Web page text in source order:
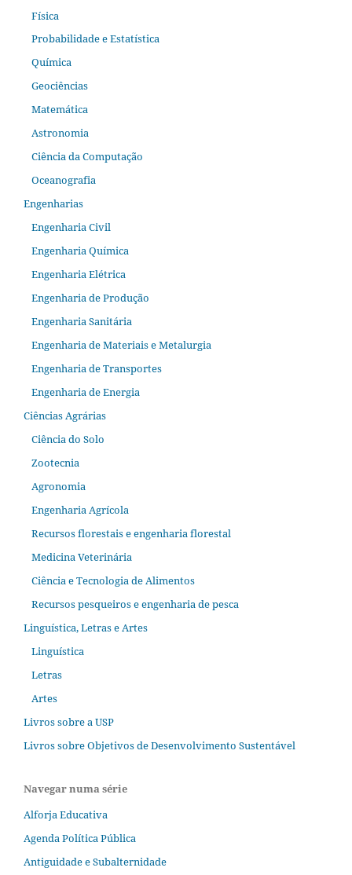
Física
Probabilidade e Estatística
Química
Geociências
Matemática
Astronomia
Ciência da Computação
Oceanografia
Engenharias
Engenharia Civil
Engenharia Química
Engenharia Elétrica
Engenharia de Produção
Engenharia Sanitária
Engenharia de Materiais e Metalurgia
Engenharia de Transportes
Engenharia de Energia
Ciências Agrárias
Ciência do Solo
Zootecnia
Agronomia
Engenharia Agrícola
Recursos florestais e engenharia florestal
Medicina Veterinária
Ciência e Tecnologia de Alimentos
Recursos pesqueiros e engenharia de pesca
Linguística, Letras e Artes
Linguística
Letras
Artes
Livros sobre a USP
Livros sobre Objetivos de Desenvolvimento Sustentável
Navegar numa série
Alforja Educativa
Agenda Política Pública
Antiguidade e Subalternidade